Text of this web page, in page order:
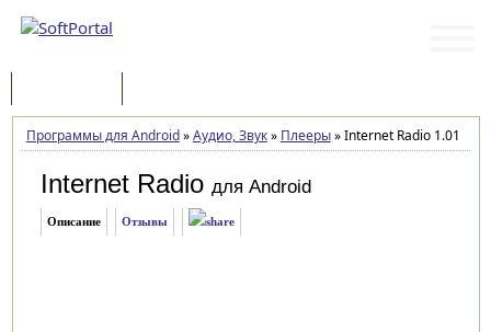
Программы для Android»Аудио, Звук» Плееры»Internet Radio 1.01
Internet Radio для Android
Описание Отзывы